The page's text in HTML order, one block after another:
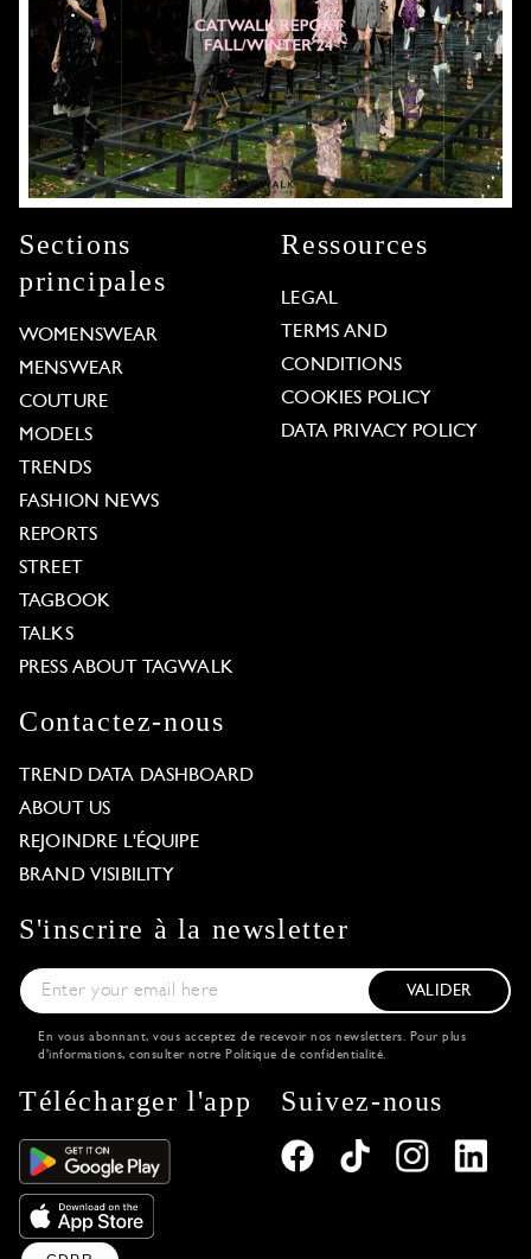
Sections
principales
WOMENSWEAR
MENSWEAR
COUTURE
MODELS
TRENDS
FASHION NEWS
REPORTS
STREET
TAGBOOK
TALKS
PRESS ABOUT TAGWALK
Ressources
LEGAL
TERMS AND
CONDITIONS
COOKIES POLICY
DATA PRIVACY POLICY
Contactez-nous
TREND DATA DASHBOARD
ABOUT US
REJOINDRE L'ÉQUIPE
BRAND VISIBILITY
S'inscrire à la newsletter
VALIDER
En vous abonnant, vous acceptez de recevoir nos newsletters. Pour plus
d'informations, consulter notre Politique de confidentialité.
Télécharger l'app Suivez-nous